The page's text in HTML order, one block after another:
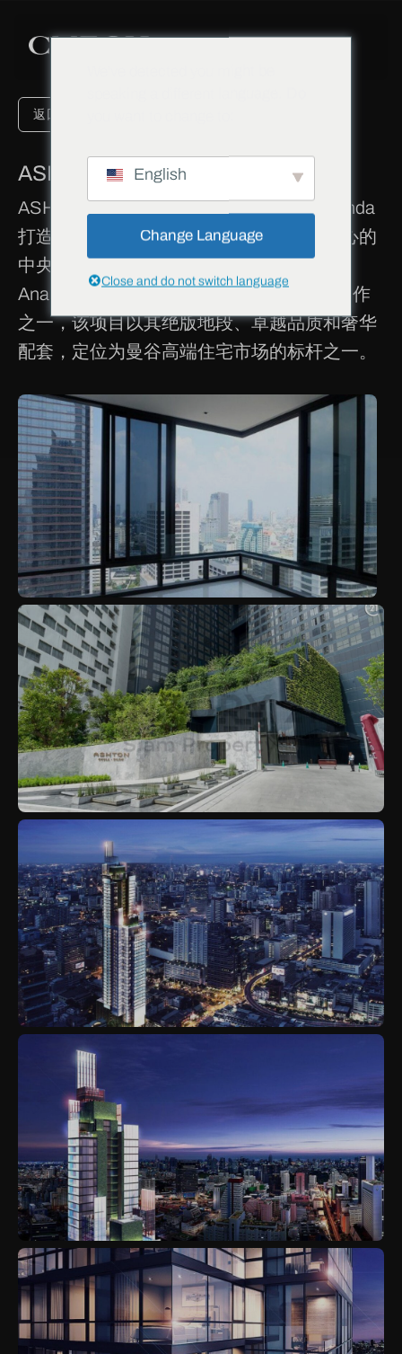
返回项目
ASHTON SIOM - 泰国
ASHTON SILOM是由泰国知名开发商Ananda
打造的顶级豪华住宅项目，坐落于曼谷核心的
中央商务区（CBD）——是隆区。作为
Ananda旗下最高端的ASHTON系列的代表作
之一，该项目以其绝版地段、卓越品质和奢华
配套，定位为曼谷高端住宅市场的标杆之一。
English
Change Language
Close and do not switch language